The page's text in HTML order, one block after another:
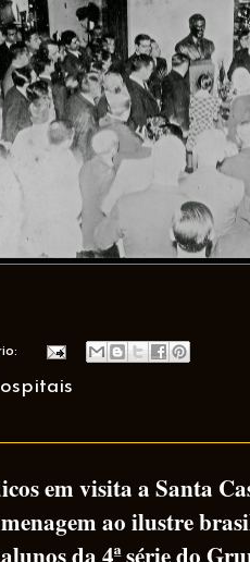
em visita a Santa
ao ilustre
da 4ª série do